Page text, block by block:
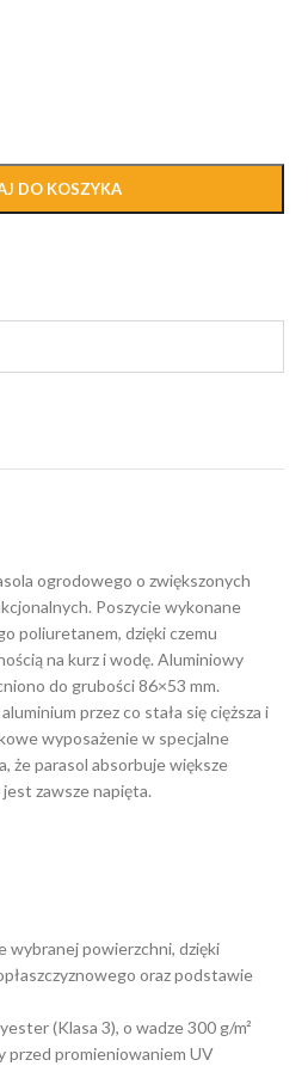
DO KOSZYKA
ogrodowego o zwiększonych
Poszycie wykonane
poliuretanem, dzięki czemu
na kurz i wodę. Aluminiowy
do grubości 86×53 mm.
przez co stała się cięższa i
wyposażenie w specjalne
że parasol absorbuje większe
zawsze napięta.
wybranej powierzchni, dzięki
oraz podstawie
(Klasa 3), o wadze 300 g/m²
przed promieniowaniem UV